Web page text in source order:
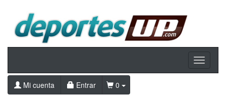
Toggle
Mi cuenta
Entrar
0